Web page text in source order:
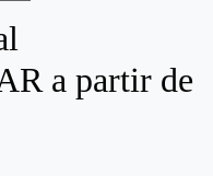
a partir de